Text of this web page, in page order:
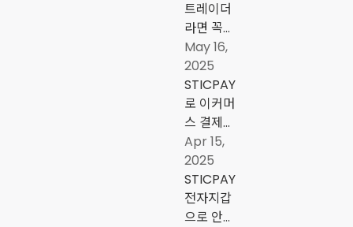
트레이더
라면 꼭
알아야 할
입출금 솔
루션,
STICPAY
May 16,
2025
STICPAY
로 이커머
스 결제를
효율적으
로 관리하
는 법
Apr 15,
2025
STICPAY
전자지갑
으로 안전